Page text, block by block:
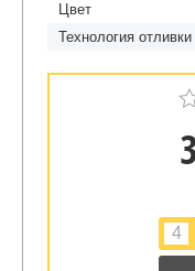
Цвет
Технология отливки